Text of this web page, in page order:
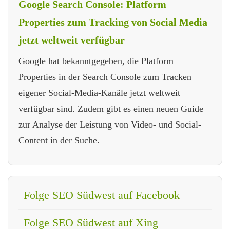
Google Search Console: Platform
Properties zum Tracking von Social Media
jetzt weltweit verfügbar
Google hat bekanntgegeben, die Platform
Properties in der Search Console zum Tracken
eigener Social-Media-Kanäle jetzt weltweit
verfügbar sind. Zudem gibt es einen neuen Guide
zur Analyse der Leistung von Video- und Social-
Content in der Suche.
Folge SEO Südwest auf Facebook
Folge SEO Südwest auf Xing